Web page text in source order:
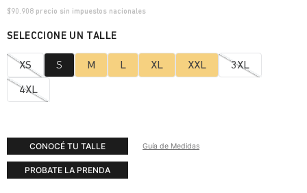
$90.908 precio sin impuestos nacionales
XS S M L XL XXL 3XL
4XL
CONOCÉ TU TALLE Guía de Medidas
PROBATE LA PRENDA